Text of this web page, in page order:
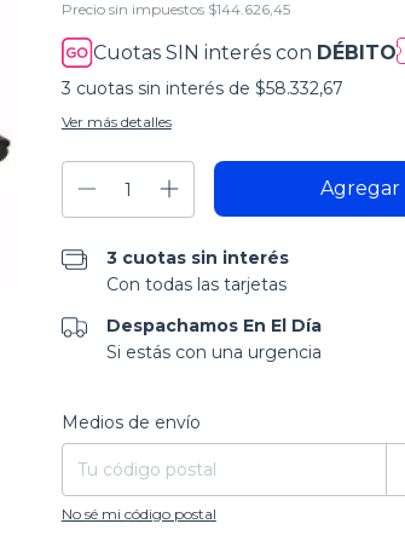
Precio sin impuestos $144.626,45
Cuotas SIN interés con DÉBITO
3 cuotas sin interés de $58.332,67
Ver más detalles
3 cuotas sin interés
Con todas las tarjetas
Despachamos En El Día
Si estás con una urgencia
Entregas para el CP:
Medios de envío
No sé mi código postal